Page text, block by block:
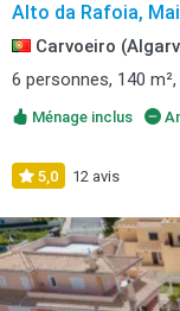
Alto da Rafoia,
Carvoeiro
6 personnes, 140
Ménage inclus
5,0 12 avis